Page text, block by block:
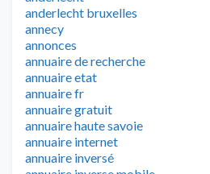
anderlecht bruxelles
annecy
annonces
annuaire de recherche
annuaire etat
annuaire fr
annuaire gratuit
annuaire haute savoie
annuaire internet
annuaire inversé